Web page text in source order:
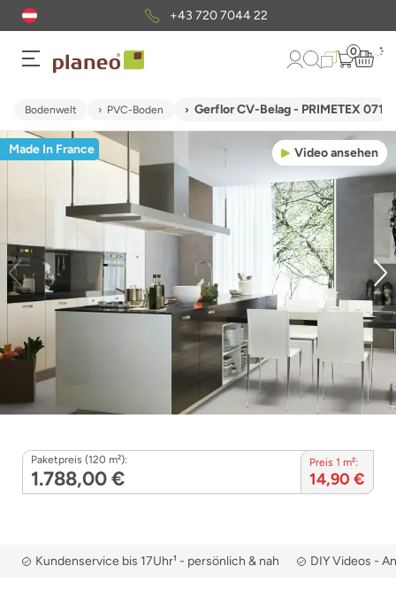
+43 720 7044 22
0
Bodenwelt PVC-Boden Gerflor CV-Belag - PRIMETEX 0712
Video ansehen
Made In France
Paketpreis (120 m²):
1.788,00 €
Preis 1 m²:
14,90 €
Kundenservice bis 17Uhr¹ - persönlich & nah DIY Videos -